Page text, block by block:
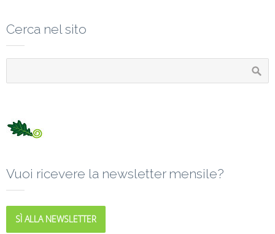
Cerca nel sito
Vuoi ricevere la newsletter mensile?
SÌ ALLA NEWSLETTER